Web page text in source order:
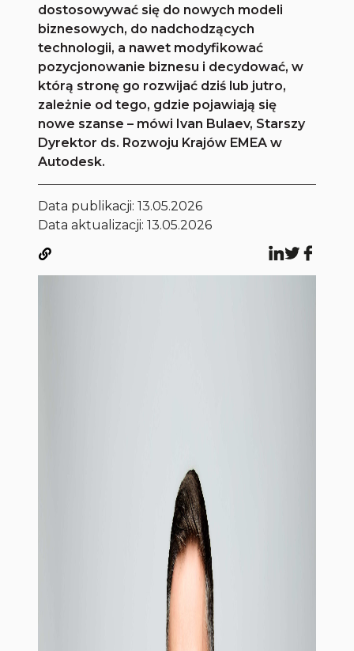
dostosowywać się do nowych modeli
biznesowych, do nadchodzących
technologii, a nawet modyfikować
pozycjonowanie biznesu i decydować, w
którą stronę go rozwijać dziś lub jutro,
zależnie od tego, gdzie pojawiają się
nowe szanse – mówi Ivan Bulaev, Starszy
Dyrektor ds. Rozwoju Krajów EMEA w
Autodesk.
Data publikacji:13.05.2026
Data aktualizacji: 13.05.2026